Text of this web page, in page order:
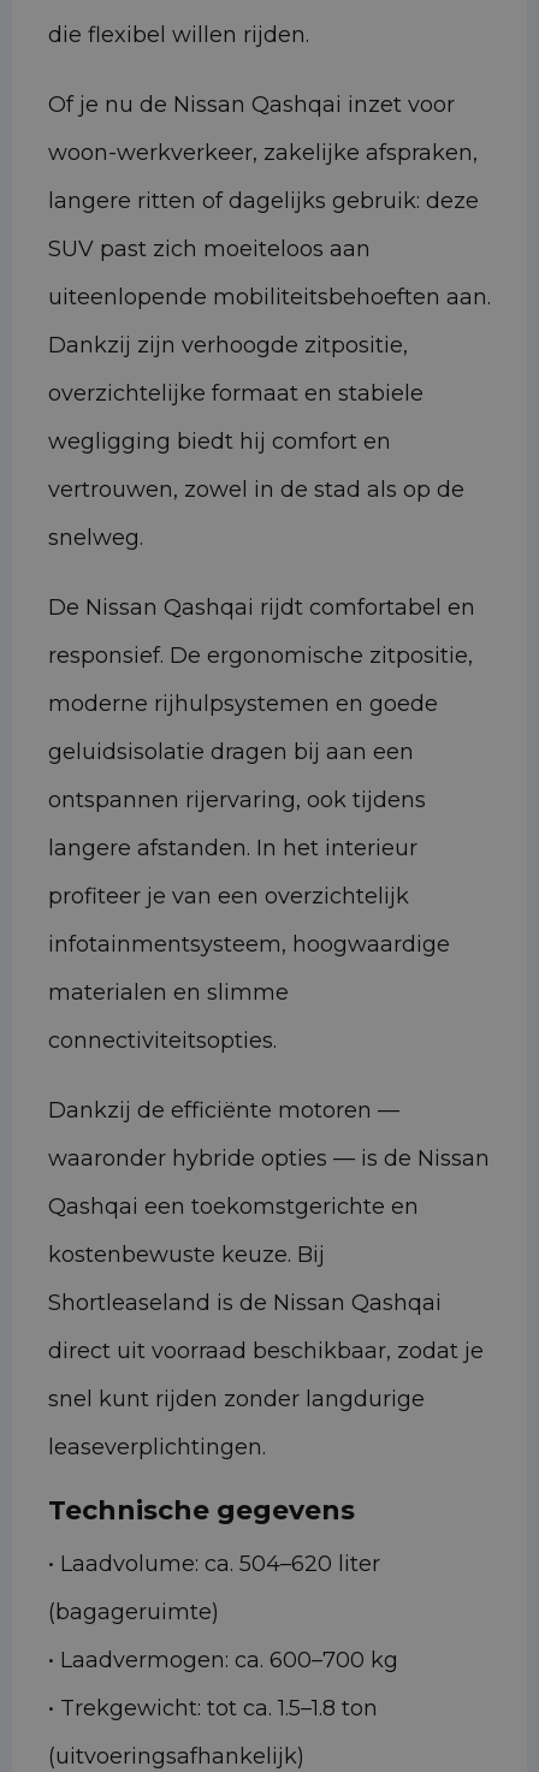
die flexibel willen rijden.
Of je nu de Nissan Qashqai inzet voor
woon-werkverkeer, zakelijke afspraken,
langere ritten of dagelijks gebruik: deze
SUV past zich moeiteloos aan
uiteenlopende mobiliteitsbehoeften aan.
Dankzij zijn verhoogde zitpositie,
overzichtelijke formaat en stabiele
wegligging biedt hij comfort en
vertrouwen, zowel in de stad als op de
snelweg.
De Nissan Qashqai rijdt comfortabel en
responsief. De ergonomische zitpositie,
moderne rijhulpsystemen en goede
geluidsisolatie dragen bij aan een
ontspannen rijervaring, ook tijdens
langere afstanden. In het interieur
profiteer je van een overzichtelijk
infotainmentsysteem, hoogwaardige
materialen en slimme
connectiviteitsopties.
Dankzij de efficiënte motoren —
waaronder hybride opties — is de Nissan
Qashqai een toekomstgerichte en
kostenbewuste keuze. Bij
Shortleaseland is de Nissan Qashqai
direct uit voorraad beschikbaar, zodat je
snel kunt rijden zonder langdurige
leaseverplichtingen.
Technische gegevens
• Laadvolume: ca. 504–620 liter
(bagageruimte)
• Laadvermogen: ca. 600–700 kg
• Trekgewicht: tot ca. 1.5–1.8 ton
(uitvoeringsafhankelijk)